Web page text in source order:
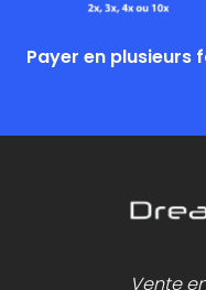
Payer en plusieurs
Vente